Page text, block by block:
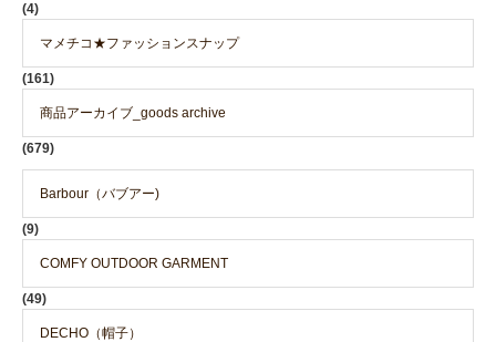
(4)
マメチコ★ファッションスナップ
(161)
商品アーカイブ_goods archive
(679)
Barbour（バブアー)
(9)
COMFY OUTDOOR GARMENT
(49)
DECHO（帽子）